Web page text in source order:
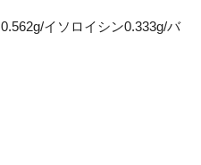
イソロイシン0.333g/バ